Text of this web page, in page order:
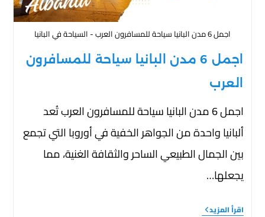
اجمل 6 مدن البانيا سياحة للمسافرون العرب - السياحة في البانيا
اجمل 6 مدن البانيا سياحة للمسافرون
العرب
اجمل 6 مدن البانيا سياحة للمسافرون العرب تُعد
ألبانيا واحدة من الجواهر الخفية في أوروبا التي تجمع
بين الجمال الطبيعي الساحر والثقافة الغنية، مما
يجعلها…
اقرأ المزيد